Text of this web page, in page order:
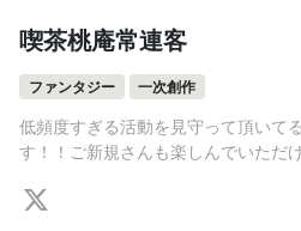
喫茶桃庵常連客
ファンタジー 一次創作
低頻度すぎる活動を見守って頂いて
す！！ご新規さんも楽しんでいただ